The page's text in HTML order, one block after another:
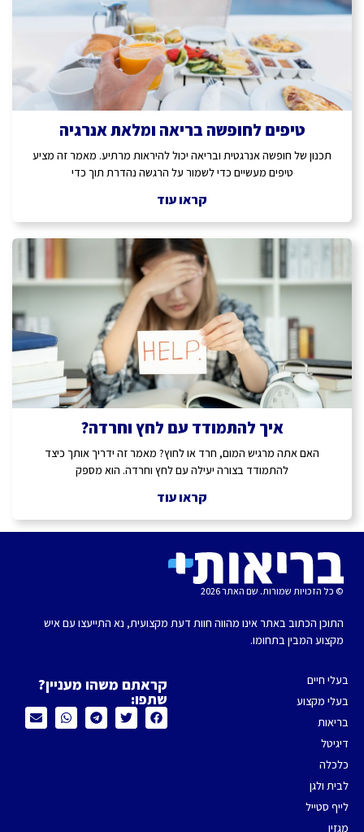
טיפים לחופשה בריאה ומלאת אנרגיה
תכנון של חופשה אנרגטית ובריאה יכול להיראות מרתיע. מאמר זה מציע
טיפים מעשיים כדי לשמור על הרגשה נהדרת תוך כדי
קראו עוד
איך להתמודד עם לחץ וחרדה?
האם אתה מרגיש המום, חרד או לחוץ? מאמר זה ידריך אותך כיצד
להתמודד בצורה יעילה עם לחץ וחרדה. הוא מספק
קראו עוד
© כל הזכויות שמורות. שם האתר 2026
בעלי חיים
בעלי מקצוע
בריאות
דיגיטל
כלכלה
לבית ולגן
לייף סטייל
מגזין
התוכן הכתוב באתר אינו מהווה חוות דעת מקצועית, נא התייעצו עם איש
מקצוע המבין בתחומו.
קראתם משהו מעניין?
שתפו: